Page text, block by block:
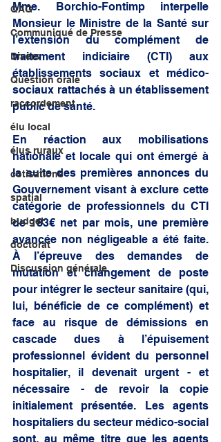
QAG
Communiqué de Presse
Divers
Question orale
raccordement
élu local
élus ruraux
cotisations
spatial
budget
doctorat
Discussion générale
Mme. Borchio-Fontimp interpelle
Monsieur le Ministre de la Santé sur
l’extension du complément de
traitement indiciaire (CTI) aux
établissements sociaux et médico-
sociaux rattachés à un établissement
public de santé.
En réaction aux mobilisations
nationale et locale qui ont émergé à
la suite des premières annonces du
Gouvernement visant à exclure cette
catégorie de professionnels du CTI
de 183€ net par mois, une première
avancée non négligeable a été faite.
À l’épreuve des demandes de
mutation et changement de poste
pour intégrer le secteur sanitaire (qui,
lui, bénéficie de ce complément) et
face au risque de démissions en
cascade dues à l’épuisement
professionnel évident du personnel
hospitalier, il devenait urgent - et
nécessaire - de revoir la copie
initialement présentée. Les agents
hospitaliers du secteur médico-social
sont, au même titre que les agents